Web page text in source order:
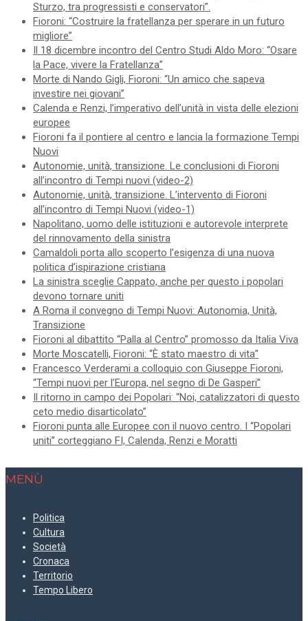
Sturzo, tra progressisti e conservatori”.
Fioroni: “Costruire la fratellanza per sperare in un futuro
migliore”
Il 18 dicembre incontro del Centro Studi Aldo Moro: “Osare
la Pace, vivere la Fratellanza”
Morte di Nando Gigli, Fioroni: “Un amico che sapeva
investire nei giovani”
Calenda e Renzi, l’imperativo dell’unità in vista delle elezioni
europee
Fioroni fa il pontiere al centro e lancia la formazione Tempi
Nuovi
Autonomie, unità, transizione. Le conclusioni di Fioroni
all’incontro di Tempi nuovi (video-2)
Autonomie, unità, transizione. L’intervento di Fioroni
all’incontro di Tempi Nuovi (video-1)
Napolitano, uomo delle istituzioni e autorevole interprete
del rinnovamento della sinistra
Camaldoli porta allo scoperto l’esigenza di una nuova
politica d’ispirazione cristiana
La sinistra sceglie Cappato, anche per questo i popolari
devono tornare uniti
A Roma il convegno di Tempi Nuovi: Autonomia, Unità,
Transizione
Fioroni al dibattito “Palla al Centro” promosso da Italia Viva
Morte Moscatelli, Fioroni: “È stato maestro di vita”
Francesco Verderami a colloquio con Giuseppe Fioroni,
“Tempi nuovi per l’Europa, nel segno di De Gasperi”
Il ritorno in campo dei Popolari: “Noi, catalizzatori di questo
ceto medio disarticolato”
Fioroni punta alle Europee con il nuovo centro. I “Popolari
uniti” corteggiano FI, Calenda, Renzi e Moratti
MENÙ
Politica
Cultura
Società
Cronaca
Territorio
Tempo Libero